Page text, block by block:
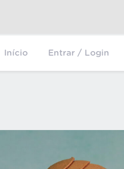
Início Entrar / Login